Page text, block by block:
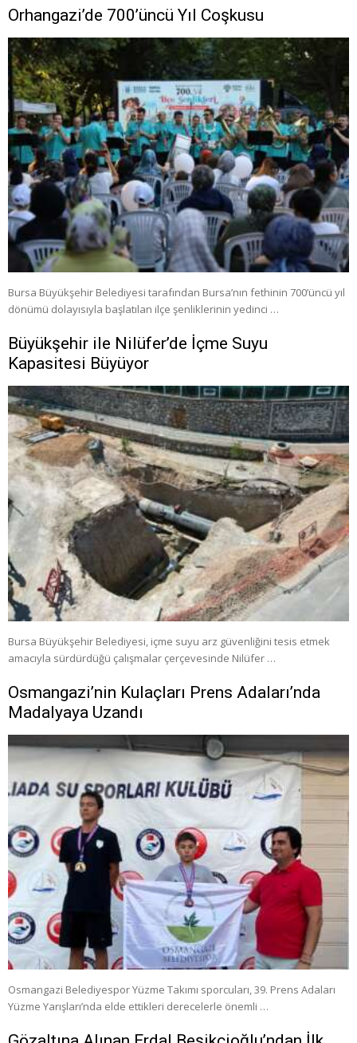
Orhangazi’de 700’üncü Yıl Coşkusu
Bursa Büyükşehir Belediyesi tarafından Bursa’nın fethinin 700’üncü yıl
dönümü dolayısıyla başlatılan ilçe şenliklerinin yedinci …
Büyükşehir ile Nilüfer’de İçme Suyu
Kapasitesi Büyüyor
Bursa Büyükşehir Belediyesi, içme suyu arz güvenliğini tesis etmek
amacıyla sürdürdüğü çalışmalar çerçevesinde Nilüfer …
Osmangazi’nin Kulaçları Prens Adaları’nda
Madalyaya Uzandı
Osmangazi Belediyespor Yüzme Takımı sporcuları, 39. Prens Adaları
Yüzme Yarışları’nda elde ettikleri derecelerle önemli …